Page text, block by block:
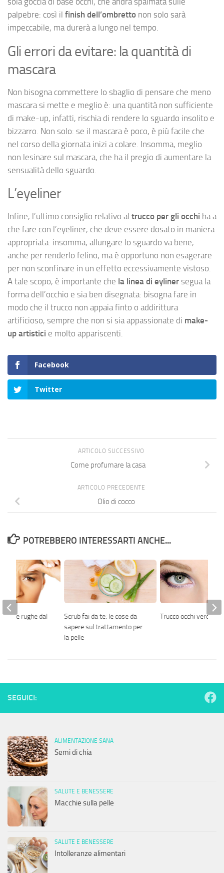
palpebre: così il finish dell’ombretto non solo sarà
impeccabile, ma durerà a lungo nel tempo.
Gli errori da evitare: la quantità di
mascara
Non bisogna commettere lo sbaglio di pensare che meno
mascara si mette e meglio è: una quantità non sufficiente
di make-up, infatti, rischia di rendere lo sguardo insolito e
bizzarro. Non solo: se il mascara è poco, è più facile che
nel corso della giornata inizi a colare. Insomma, meglio
non lesinare sul mascara, che ha il pregio di aumentare la
sensualità dello sguardo.
L’eyeliner
Infine, l’ultimo consiglio relativo al trucco per gli occhi ha a
che fare con l’eyeliner, che deve essere dosato in maniera
appropriata: insomma, allungare lo sguardo va bene,
anche per renderlo felino, ma è opportuno non esagerare
per non sconfinare in un effetto eccessivamente vistoso.
A tale scopo, è importante che la linea di eyliner segua la
forma dell’occhio e sia ben disegnata: bisogna fare in
modo che il trucco non appaia finto o addirittura
artificioso, sempre che non si sia appassionate di make-
up artistici e molto appariscenti.
Facebook
Twitter
ARTICOLO SUCCESSIVO
Come profumare la casa
ARTICOLO PRECEDENTE
Olio di cocco
POTREBBERO INTERESSARTI ANCHE...
Scrub fai da te: le cose da
sapere sul trattamento per
la pelle
Trucco occhi verdi
le rughe dal
SEGUICI:
ALIMENTAZIONE SANA
Semi di chia
SALUTE E BENESSERE
Macchie sulla pelle
SALUTE E BENESSERE
Intolleranze alimentari